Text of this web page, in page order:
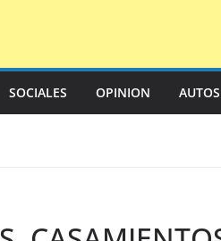
SOCIALES OPINION AUTOS